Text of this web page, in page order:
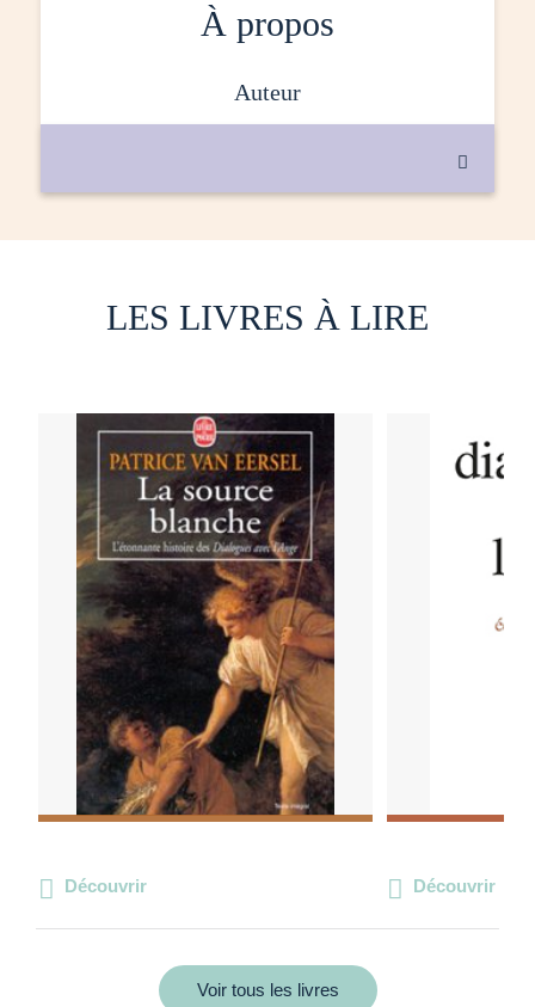
À propos
auteur

LES LIVRES À LIRE
Découvrir Découvrir
Voir tous les livres